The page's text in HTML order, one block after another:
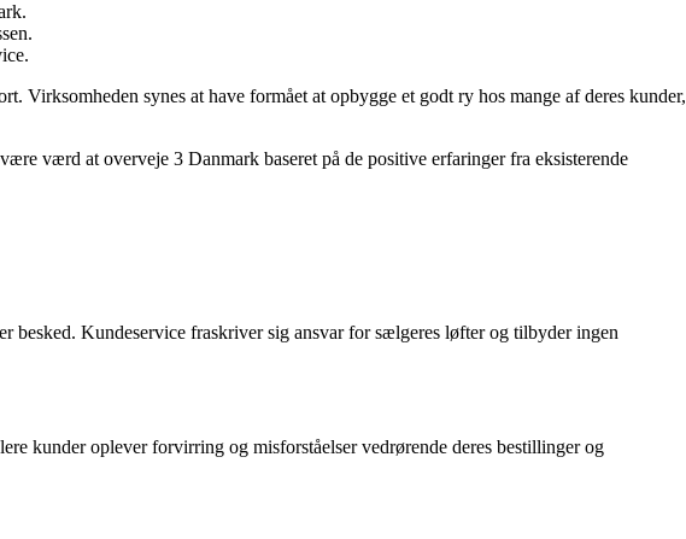
Virksomheden synes at have formået at opbygge et godt ry hos mange af deres kunder,
værd at overveje 3 Danmark baseret på de positive erfaringer fra eksisterende
besked. Kundeservice fraskriver sig ansvar for sælgeres løfter og tilbyder ingen
kunder oplever forvirring og misforståelser vedrørende deres bestillinger og